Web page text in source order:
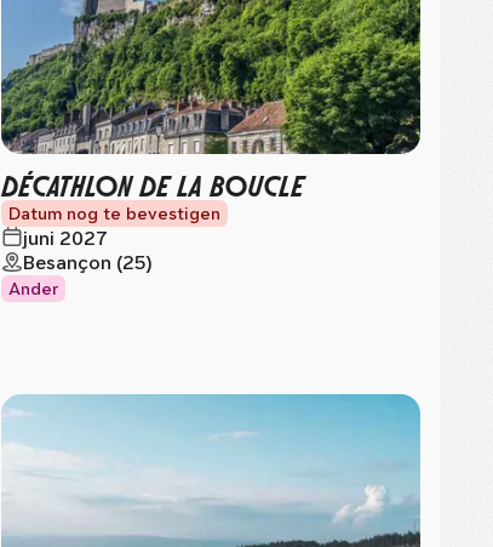
DÉCATHLON DE LA BOUCLE
Datum nog te bevestigen
juni 2027
Besançon (25)
Ander